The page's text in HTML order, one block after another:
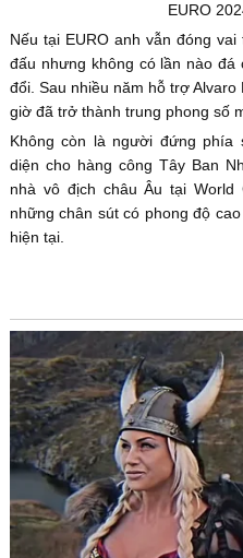
EURO
Nếu tại EURO anh vẫn đóng
đấu nhưng không có lần nào
đổi. Sau nhiều năm hỗ trợ
giờ đã trở thành trung phong số
Không còn là người đứng
diện cho hàng công Tây Ban
nhà vô địch châu Âu tại
những chân sút có phong độ
hiện tại.